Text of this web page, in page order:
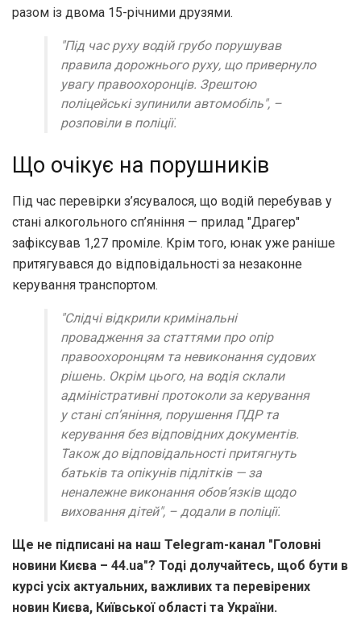
разом із двома 15-річними друзями.
"Під час руху водій грубо порушував
правила дорожнього руху, що привернуло
увагу правоохоронців. Зрештою
поліцейські зупинили автомобіль", –
розповіли в поліції.
Що очікує на порушників
Під час перевірки з’ясувалося, що водій перебував у
стані алкогольного сп’яніння — прилад "Драгер"
зафіксував 1,27 проміле. Крім того, юнак уже раніше
притягувався до відповідальності за незаконне
керування транспортом.
"Слідчі відкрили кримінальні
провадження за статтями про опір
правоохоронцям та невиконання судових
рішень. Окрім цього, на водія склали
адміністративні протоколи за керування
у стані сп’яніння, порушення ПДР та
керування без відповідних документів.
Також до відповідальності притягнуть
батьків та опікунів підлітків — за
неналежне виконання обов’язків щодо
виховання дітей", – додали в поліції.
Ще не підписані на наш Telegram-канал "Головні
новини Києва – 44.ua"? Тоді долучайтесь, щоб бути в
курсі усіх актуальних, важливих та перевірених
новин Києва, Київської області та України.